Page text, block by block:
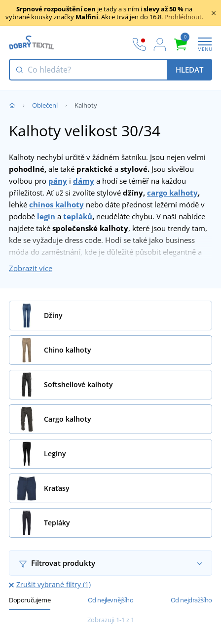
Srpnové rozpouštění cen je tady a s ním islevy až 50 % na
vybrané kousky značky Malfini. Akce trvá jen do 16.8. Prohlédnout.
0
MENU
HLEDAT
Oblečení Kalhoty
Kalhoty velikost 30/34
Kalhoty nechybí určitě v žádném šatníku. Jsou nejen velmi
pohodlné, ale také praktické a stylové. Jsou skvělou
volbou pro pány i dámy a hodí se téměř na každou
příležitost. Ať už si zvolíte stylové džíny, cargo kalhoty,
lehké chinos kalhoty nebo dáte přednost ležérní módě v
podobě legín a tepláků, neuděláte chybu. V naší nabídce
najdete také společenské kalhoty, které jsou trendy tam,
kde se vyžaduje dress code. Hodí se také jako business
móda do zaměstnání, kde je důležité působit elegantně a
důstojně.
Zobrazit více
Džíny
Chino kalhoty
Softshellové kalhoty
Cargo kalhoty
Legíny
Kraťasy
Tepláky
Filtrovat produkty
Zrušit vybrané filtry (1)
Doporučujeme Od nejlevnějšího Od nejdražšího
Zobrazuji 1-1 z 1